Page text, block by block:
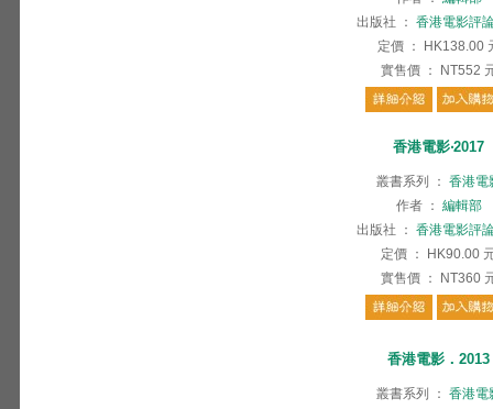
出版社
： 香港電影評
定價 ： HK138.00
實售價 ： NT552
香港電影‧2017
叢書系列 ： 香港電
作者 ： 編輯部
出版社
： 香港電影評
定價 ： HK90.00
實售價 ： NT360
香港電影．2013
叢書系列 ： 香港電